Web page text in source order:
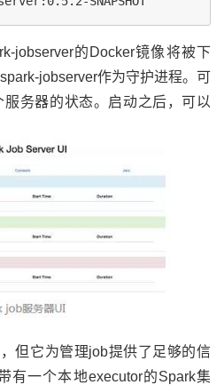
jobserver的Docker镜像将被下
jobserver作为守护进程。可
务器的状态。启动之后，可以
但它为管理job提供了足够的信
有一个本地executor的Spark集